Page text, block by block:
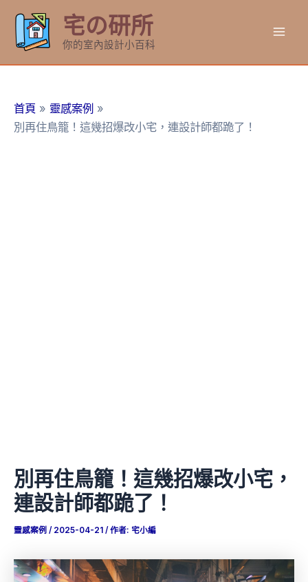
要
宅の研所
你的室內設計小百科
首頁
靈感案例
別再住鳥籠！這幾招爆改小宅，連設計師都跪了！
別再住鳥籠！這幾招爆改小宅，
連設計師都跪了！
靈感案例 / 2025-04-21 / 作者: 宅小編